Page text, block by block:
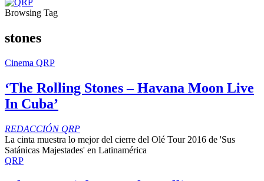
Browsing Tag
stones
Cinema QRP
‘The Rolling Stones – Havana Moon Live
In Cuba’
REDACCIÓN QRP
La cinta muestra lo mejor del cierre del Olé Tour 2016 de 'Sus
Satánicas Majestades' en Latinamérica
QRP